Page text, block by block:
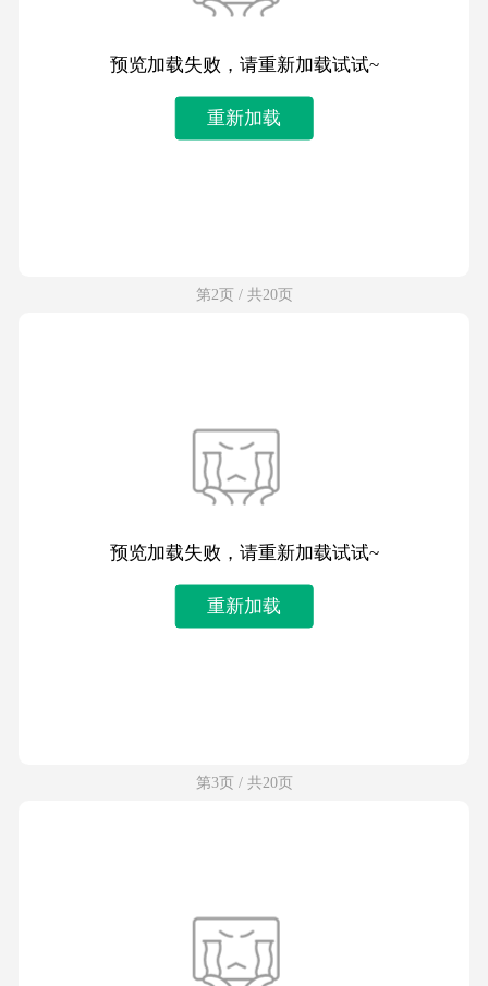
预览加载失败，请重新加载试试~
重新加载
第2页 / 共20页
预览加载失败，请重新加载试试~
重新加载
第3页 / 共20页